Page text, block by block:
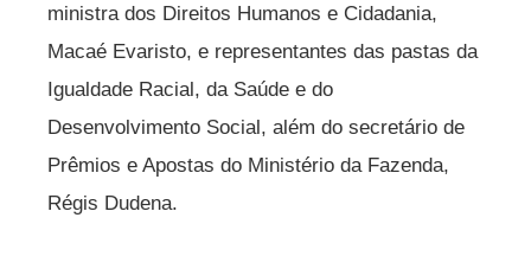
ministra dos Direitos Humanos e Cidadania,
Macaé Evaristo, e representantes das pastas da
Igualdade Racial, da Saúde e do
Desenvolvimento Social, além do secretário de
Prêmios e Apostas do Ministério da Fazenda,
Régis Dudena.